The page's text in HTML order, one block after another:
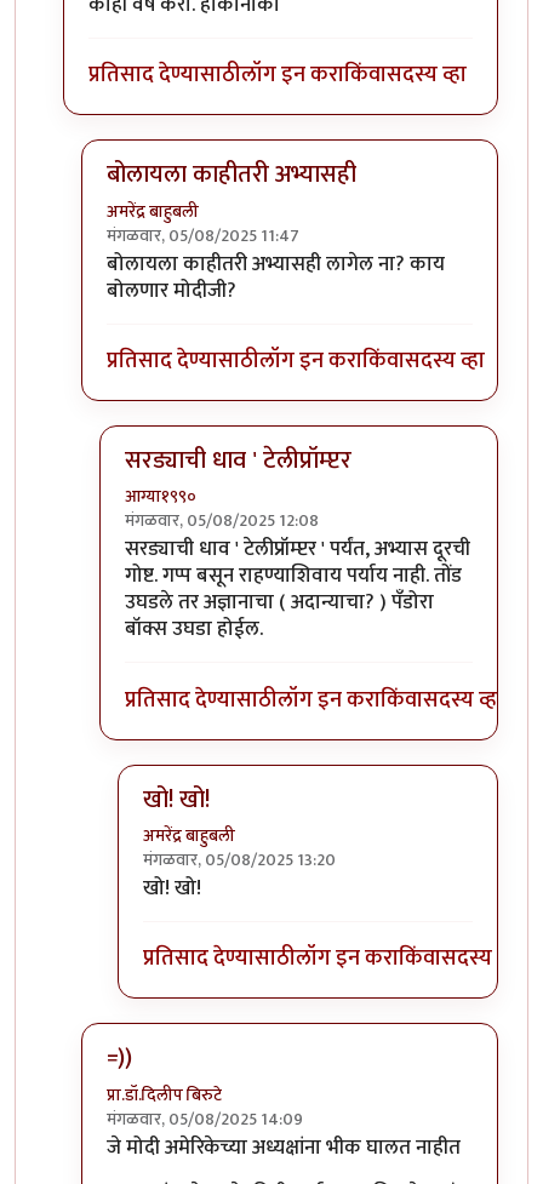
प्रतिसाद देण्यासाठीलॉग इन कराकिंवासदस्य व्हा
बोलायला काहीतरी अभ्यासही
अमरेंद्र बाहुबली
मंगळवार, 05/08/2025 11:47
In reply toबिरूटे मास्तरbyचंद्रसूर्यकुमार
बोलायला काहीतरी अभ्यासही लागेल ना? काय
बोलणार मोदीजी?
प्रतिसाद देण्यासाठीलॉग इन कराकिंवासदस्य व्हा
सरड्याची धाव ' टेलीप्रॉम्प्टर
आग्या१९९०
मंगळवार, 05/08/2025 12:08
In reply toबोलायला काहीतरी अभ्यासहीbyअमरेंद्र
सरड्याची धाव ' टेलीप्रॉम्प्टर ' पर्यंत, अभ्यास दूरची
गोष्ट. गप्प बसून राहण्याशिवाय पर्याय नाही. तोंड
उघडले तर अज्ञानाचा ( अदान्याचा? ) पँडोरा
बॉक्स उघडा होईल.
प्रतिसाद देण्यासाठीलॉग इन कराकिंवासदस्य व्हा
खो! खो!
अमरेंद्र बाहुबली
मंगळवार, 05/08/2025 13:20
In reply to
खो! खो!
प्रतिसाद देण्यासाठीलॉग इन कराकिंवासदस्य व्हा
=))
प्रा.डॉ.दिलीप बिरुटे
मंगळवार, 05/08/2025 14:09
In reply toबिरूटे मास्तरbyचंद्रसूर्यकुमार
जे मोदी अमेरिकेच्या अध्यक्षांना भीक घालत नाहीत